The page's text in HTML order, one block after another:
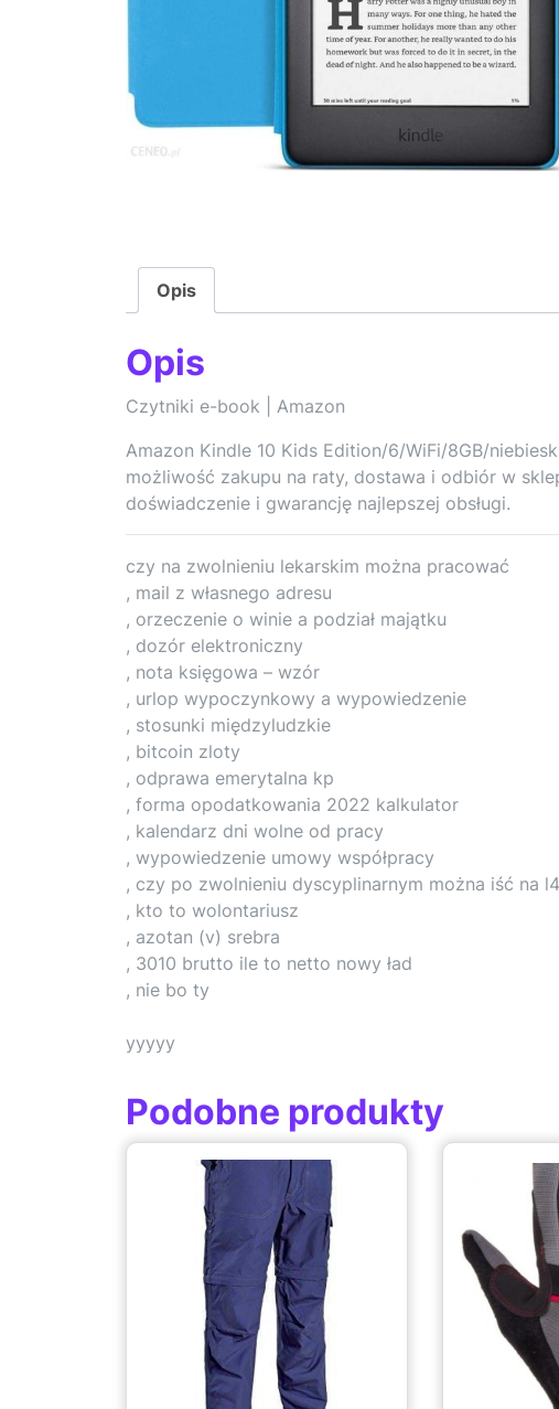
Opis
Opis
Czytniki e-book | Amazon
Amazon Kindle 10 Kids Edition/6/WiFi/8GB/
możliwość zakupu na raty, dostawa i odbiór w
doświadczenie i gwarancję najlepszej obsługi.
czy na zwolnieniu lekarskim można pracować
, mail z własnego adresu
, orzeczenie o winie a podział majątku
, dozór elektroniczny
, nota księgowa – wzór
, urlop wypoczynkowy a wypowiedzenie
, stosunki międzyludzkie
, bitcoin zloty
, odprawa emerytalna kp
, forma opodatkowania 2022 kalkulator
, kalendarz dni wolne od pracy
, wypowiedzenie umowy współpracy
, czy po zwolnieniu dyscyplinarnym można iść na l4
, kto to wolontariusz
, azotan (v) srebra
, 3010 brutto ile to netto nowy ład
, nie bo ty
yyyyy
Podobne produkty